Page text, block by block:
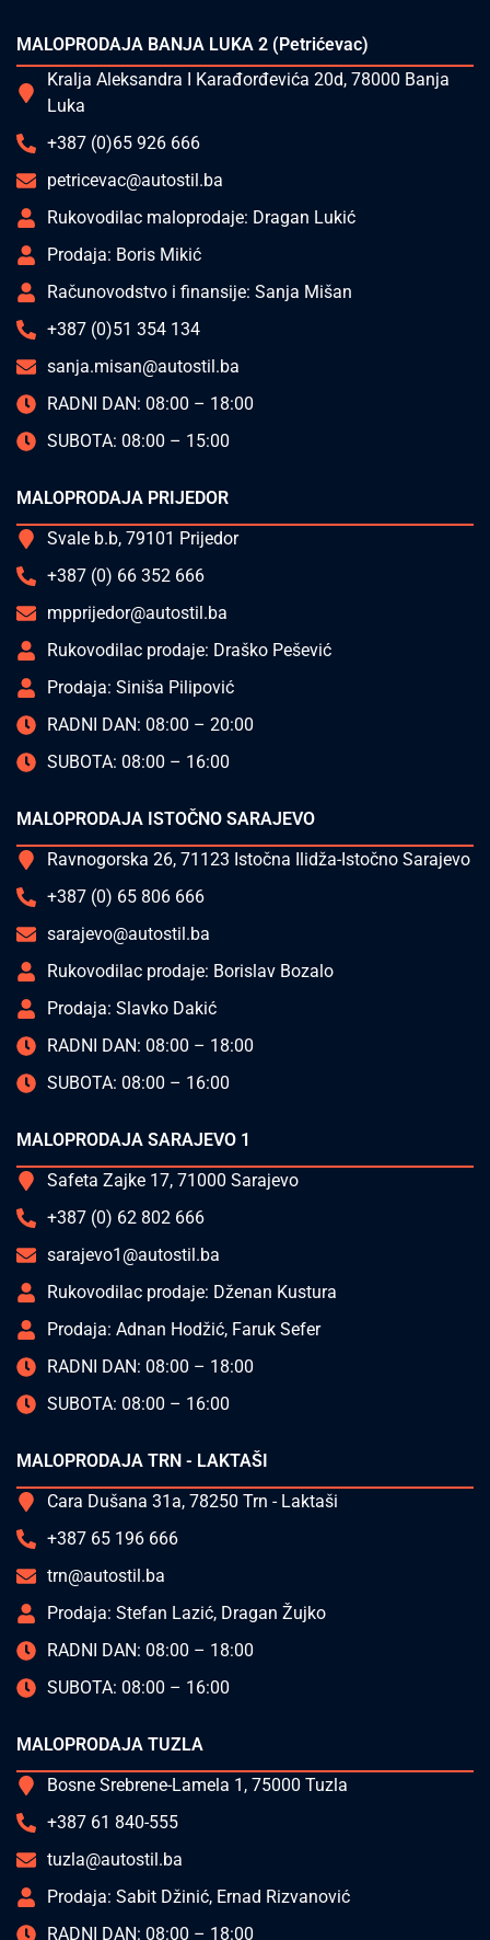
MALOPRODAJA BANJA LUKA 2 (Petrićevac)
Kralja Aleksandra I Karađorđevića 20d, 78000 Banja
Luka
+387 (0)65 926 666
petricevac@autostil.ba
Rukovodilac maloprodaje: Dragan Lukić
Prodaja: Boris Mikić
Računovodstvo i finansije: Sanja Mišan
+387 (0)51 354 134
sanja.misan@autostil.ba
RADNI DAN: 08:00 – 18:00
SUBOTA: 08:00 – 15:00
MALOPRODAJA PRIJEDOR
Svale b.b, 79101 Prijedor
+387 (0) 66 352 666
mpprijedor@autostil.ba
Rukovodilac prodaje: Draško Pešević
Prodaja: Siniša Pilipović
RADNI DAN: 08:00 – 20:00
SUBOTA: 08:00 – 16:00
MALOPRODAJA ISTOČNO SARAJEVO
Ravnogorska 26, 71123 Istočna Ilidža-Istočno Sarajevo
+387 (0) 65 806 666
sarajevo@autostil.ba
Rukovodilac prodaje: Borislav Bozalo
Prodaja: Slavko Dakić
RADNI DAN: 08:00 – 18:00
SUBOTA: 08:00 – 16:00
MALOPRODAJA SARAJEVO 1
Safeta Zajke 17, 71000 Sarajevo
+387 (0) 62 802 666
sarajevo1@autostil.ba
Rukovodilac prodaje: Dženan Kustura
Prodaja: Adnan Hodžić, Faruk Sefer
RADNI DAN: 08:00 – 18:00
SUBOTA: 08:00 – 16:00
MALOPRODAJA TRN - LAKTAŠI
Cara Dušana 31a, 78250 Trn - Laktaši
+387 65 196 666
trn@autostil.ba
Prodaja: Stefan Lazić, Dragan Žujko
RADNI DAN: 08:00 – 18:00
SUBOTA: 08:00 – 16:00
MALOPRODAJA TUZLA
Bosne Srebrene-Lamela 1, 75000 Tuzla
+387 61 840-555
tuzla@autostil.ba
Prodaja: Sabit Džinić, Ernad Rizvanović
RADNI DAN: 08:00 – 18:00